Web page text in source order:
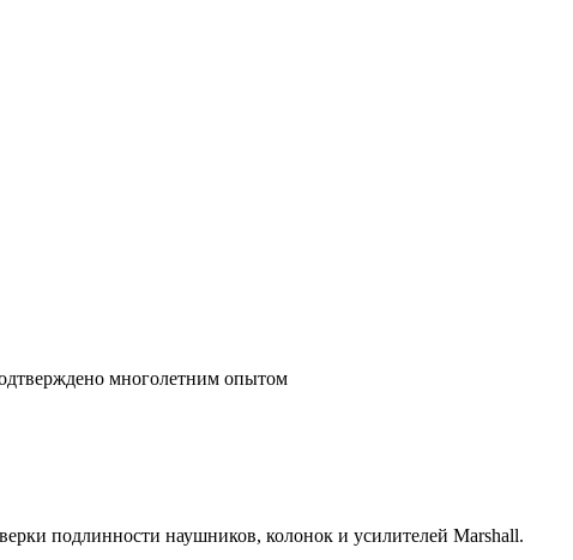
многолетним опытом
подлинности наушников, колонок и усилителей Marshall.